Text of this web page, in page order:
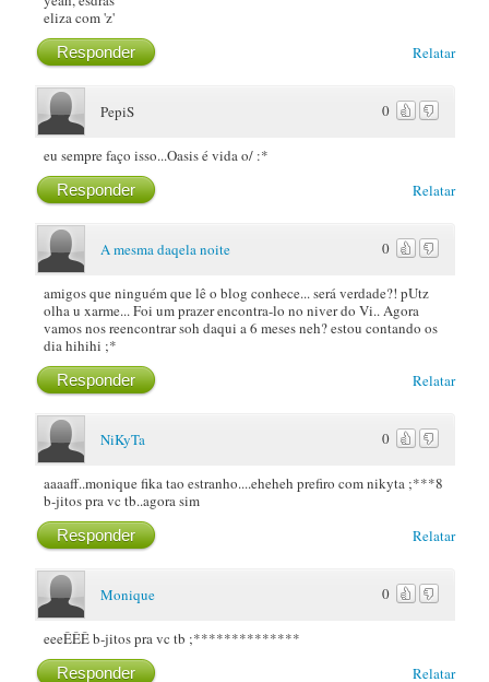
eliza com 'z'
Relatar
Responder
0
PepiS
eu sempre faço isso...Oasis é vida o/ :*
Relatar
Responder
0
A mesma daqela noite
amigos que ninguém que lê o blog conhece... será verdade?! pUtz
olha u xarme... Foi um prazer encontra-lo no niver do Vi.. Agora
vamos nos reencontrar soh daqui a 6 meses neh? estou contando os
dia hihihi ;*
Relatar
Responder
0
NiKyTa
aaaaff..monique fika tao estranho....eheheh prefiro com nikyta ;***8
b-jitos pra vc tb..agora sim
Relatar
Responder
0
Monique
eeeÊÊÊ b-jitos pra vc tb ;**************
Relatar
Responder